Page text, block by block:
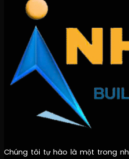
Chúng tôi tự hào là một trong